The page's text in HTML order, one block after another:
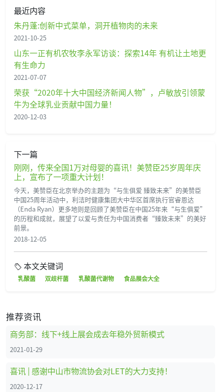
最近内容
朱丹蓬:创新中式菜单，洞开植物肉的未来
2021-10-25
山东一正有机农牧李永军访谈：探索14年 有机让土地更
有生命力
2021-07-07
荣获“2020年十大中国经济新闻人物”，卢敏放引领蒙
牛为全球乳业贡献中国力量！
2020-12-03
下一篇
刚刚，传来全国1万对母婴的喜讯！美赞臣25岁周年庆
上，宣布了一项重大计划！
今天，美赞臣在北京举办的主题为“与生俱爱 臻致未来”的美赞臣
中国25周年活动中，利洁时健康集团大中华区首席执行官睿恩达
（Enda Ryan）更多地则是回顾了美赞臣在中国25年来“与生俱爱”
的历程和成就，展望了以爱与责任为中国消费者“臻致未来”的美好
前景。
2018-12-05
本文关键词
乳酸菌 双歧杆菌 乳酸菌代谢物 食品展会大全
推荐资讯
商务部：线下+线上展会成去年稳外贸新模式
2021-01-29
喜讯 | 感谢中山市物流协会对LET的大力支持！
2020-12-17